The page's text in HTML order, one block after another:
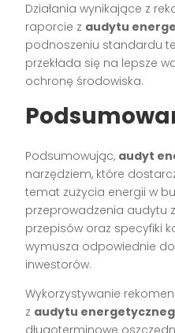
Działania wynikające z
raporcie z audytu
podnoszeniu standardu
przekłada się na lepsze
ochronę środowiska.
Podsumowując, audyt
narzędziem, które
temat zużycia energii w
przeprowadzenia audytu
przepisów oraz specyfiki
wymusza odpowiednie
inwestorów.
Wykorzystywanie
z audytu